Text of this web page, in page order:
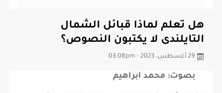
هل تعلم لماذا قبائل الشمال
التايلندى لا يكتبون النصوص؟
29 أغسطس، 2023 - 03:08pm
بصوت: محمد ابراهيم